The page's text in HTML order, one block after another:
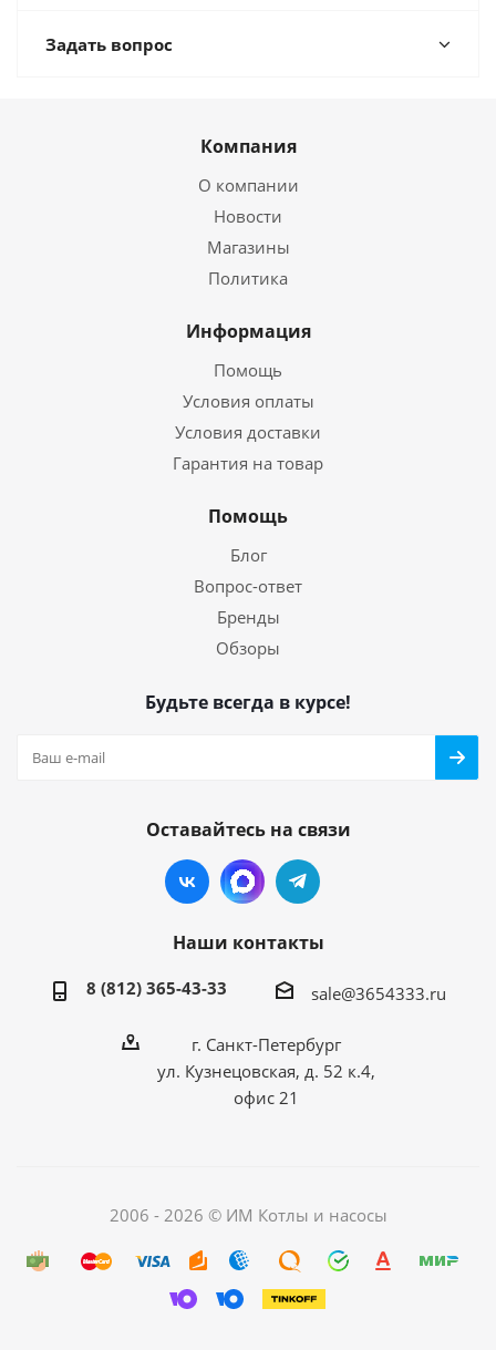
Задать вопрос
Компания
О компании
Новости
Магазины
Политика
Информация
Помощь
Условия оплаты
Условия доставки
Гарантия на товар
Помощь
Блог
Вопрос-ответ
Бренды
Обзоры
Будьте всегда в курсе!
Оставайтесь на связи
Наши контакты
8 (812) 365-43-33 sale@3654333.ru
г. Санкт-Петербург
ул. Кузнецовская, д. 52 к.4,
офис 21
2006 - 2026 © ИМ Котлы и насосы